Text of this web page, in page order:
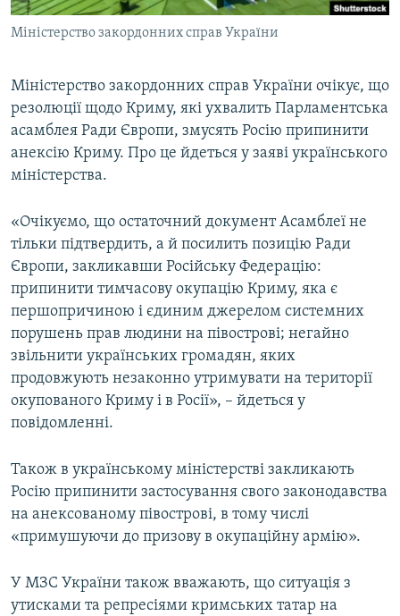
УКРАЇНСЬКА ПРОБЛЕМА КРИМУ
ІНФОГРАФІКА
ДОЛУЧАЙСЯ!
Усі сайти RFE/RL
Міністерство закордонних справ України
Міністерство закордонних справ України очікує, що
резолюції щодо Криму, які ухвалить Парламентська
асамблея Ради Європи, змусять Росію припинити
анексію Криму. Про це йдеться у заяві українського
міністерства.
«Очікуємо, що остаточний документ Асамблеї не
тільки підтвердить, а й посилить позицію Ради
Європи, закликавши Російську Федерацію:
припинити тимчасову окупацію Криму, яка є
першопричиною і єдиним джерелом системних
порушень прав людини на півострові; негайно
звільнити українських громадян, яких
продовжують незаконно утримувати на території
окупованого Криму і в Росії», – йдеться у
повідомленні.
Також в українському міністерстві закликають
Росію припинити застосування свого законодавства
на анексованому півострові, в тому числі
«примушуючи до призову в окупаційну армію».
У МЗС України також вважають, що ситуація з
утисками та репресіями кримських татар на